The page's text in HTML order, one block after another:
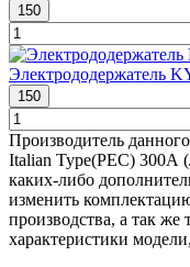
150
Электрододержатель
150
Производитель
Italian Type(PEC) 300А
каких-либо
изменить
производства, а так же
характеристики